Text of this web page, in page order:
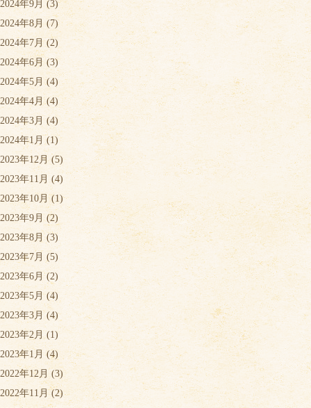
2024年9月 (3)
2024年8月 (7)
2024年7月(2)
2024年6月 (3)
2024年5月 (4)
2024年4月(4)
2024年3月 (4)
2024年1月 (1)
2023年12月(5)
2023年11月 (4)
2023年10月 (1)
2023年9月(2)
2023年8月 (3)
2023年7月 (5)
2023年6月(2)
2023年5月(4)
2023年3月(4)
2023年2月(1)
2023年1月 (4)
2022年12月(3)
2022年11月(2)